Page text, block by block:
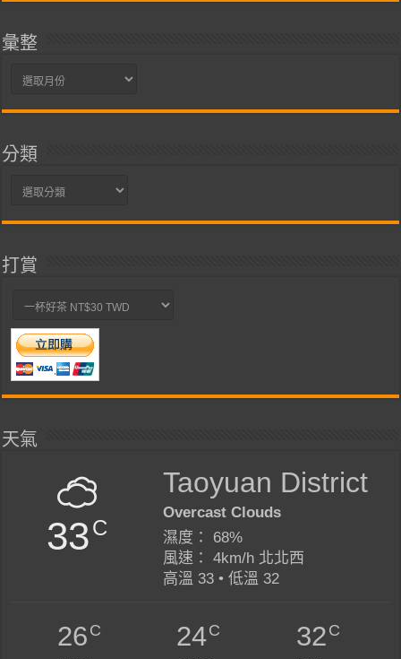
彙整
彙
分類
分
打賞
天氣
33C
Taoyuan District
Overcast Clouds
濕度： 68%
風速： 4km/h 北北西
高溫 33 • 低溫 32
26C 24C 32C